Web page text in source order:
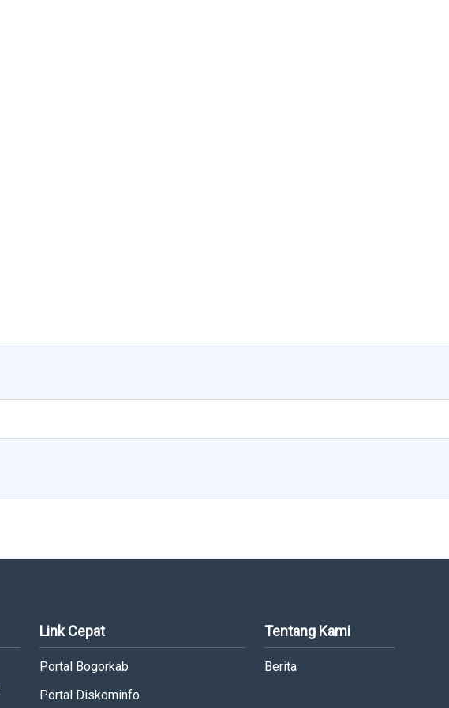
Link Cepat
Portal Bogorkab
Portal Diskominfo
Tentang Kami
Berita